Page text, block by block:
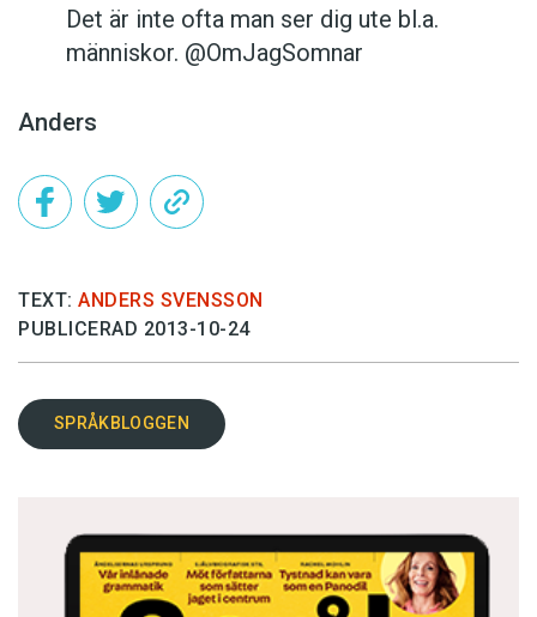
Det är inte ofta man ser dig ute bl.a.
människor. @OmJagSomnar
Anders
TEXT: ANDERS SVENSSON
PUBLICERAD 2013-10-24
SPRÅKBLOGGEN